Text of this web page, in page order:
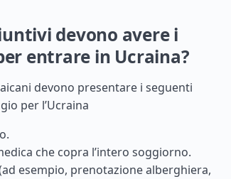
devono avere i
entrare in Ucraina?
devono presentare i seguenti
per l’Ucraina
che copra l’intero soggiorno.
esempio, prenotazione alberghiera,